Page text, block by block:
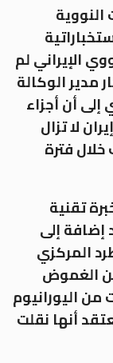
الإيراني لم
الوكالة
إلى أن أجزاء
لا تزال
فترة
تقنية
إضافة إلى
المركزي
الغموض
اليورانيوم
أنها نقلت